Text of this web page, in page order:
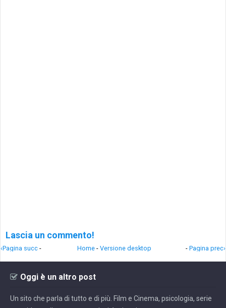
Lascia un commento!
‹Pagina succ - - Pagina prec›
Home - Versione desktop
Oggi è un altro post
Un sito che parla di tutto e di più. Film e Cinema, psicologia, serie